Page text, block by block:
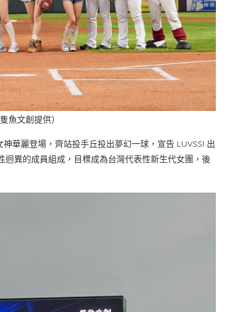
魚文創提供）
華麗登場，齊站投手丘投出夢幻一球，宣告 LUVSSI 出
異的成員組成，目標成為台灣代表性新生代女團，後